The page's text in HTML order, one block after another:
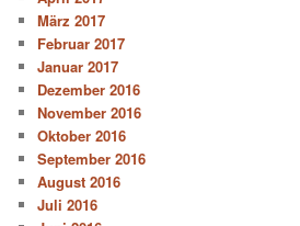
März 2017
Februar 2017
Januar 2017
Dezember 2016
November 2016
Oktober 2016
September 2016
August 2016
Juli 2016